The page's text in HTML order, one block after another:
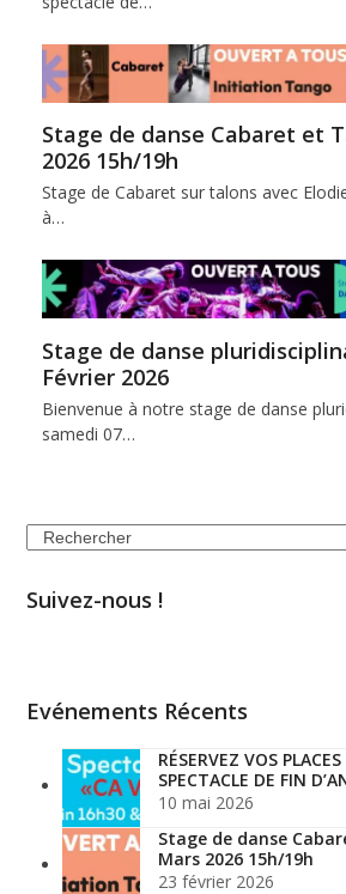
Stage de danse Cabaret et
2026 15h/19h
Stage de Cabaret sur talons avec
à…
Stage de danse
Février 2026
Bienvenue à notre stage de danse
samedi 07…
Search
Suivez-nous !
Evénements Récents
RÉSERVEZ VOS
SPECTACLE DE FIN
10 mai 2026
Stage de danse
Mars 2026 15h/19h
23 février 2026